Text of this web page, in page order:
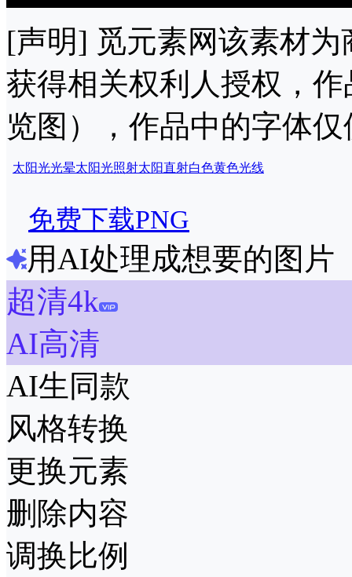
[声明] 觅元素网该素材
获得相关权利人授权，
览图），作品中的字体
太阳光光晕太阳光照射太阳直射白色黄色光线
免费下载PNG
用AI处理成想要的图片
超清4k
AI高清
AI生同款
风格转换
更换元素
删除内容
调换比例